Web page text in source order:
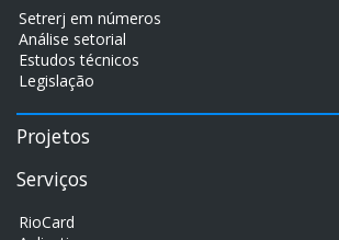
Setrerj em números
Análise setorial
Estudos técnicos
Legislação
Projetos
Serviços
RioCard